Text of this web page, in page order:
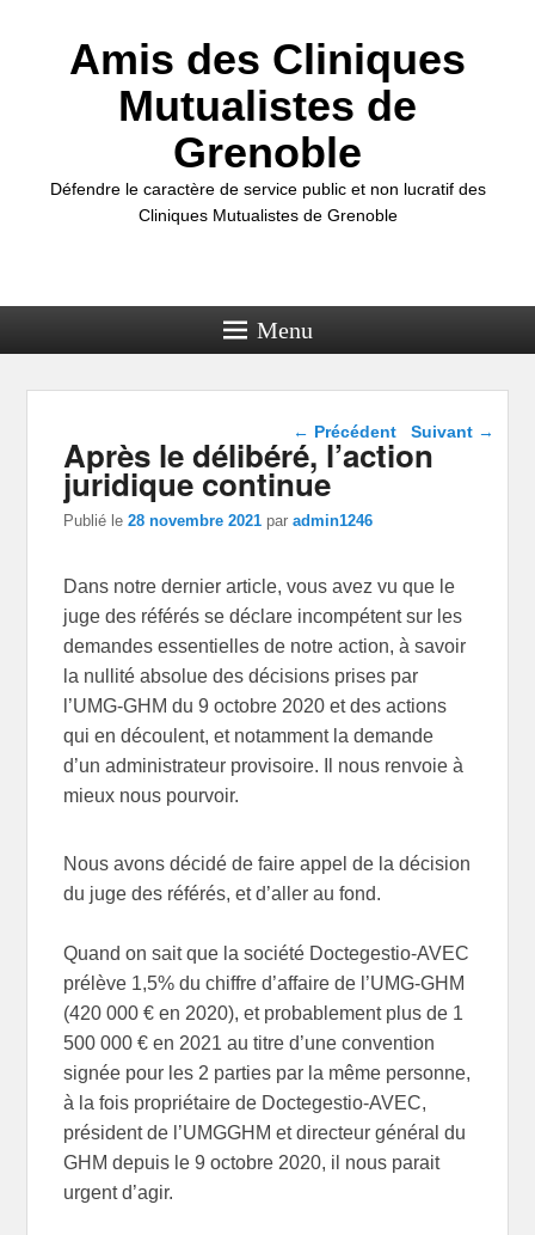
Amis des Cliniques
Mutualistes de
Grenoble
Défendre le caractère de service public et non lucratif des
Cliniques Mutualistes de Grenoble
Menu
Navigation dans les
← Précédent Suivant →
Après le délibéré, l’action
juridique continue
Publié le28 novembre 2021 paradmin1246
Dans notre dernier article, vous avez vu que le
juge des référés se déclare incompétent sur les
demandes essentielles de notre action, à savoir
la nullité absolue des décisions prises par
l’UMG-GHM du 9 octobre 2020 et des actions
qui en découlent, et notamment la demande
d’un administrateur provisoire. Il nous renvoie à
mieux nous pourvoir.
Nous avons décidé de faire appel de la décision
du juge des référés, et d’aller au fond.
Quand on sait que la société Doctegestio-AVEC
prélève 1,5% du chiffre d’affaire de l’UMG-GHM
(420 000 € en 2020), et probablement plus de 1
500 000 € en 2021 au titre d’une convention
signée pour les 2 parties par la même personne,
à la fois propriétaire de Doctegestio-AVEC,
président de l’UMGGHM et directeur général du
GHM depuis le 9 octobre 2020, il nous parait
urgent d’agir.